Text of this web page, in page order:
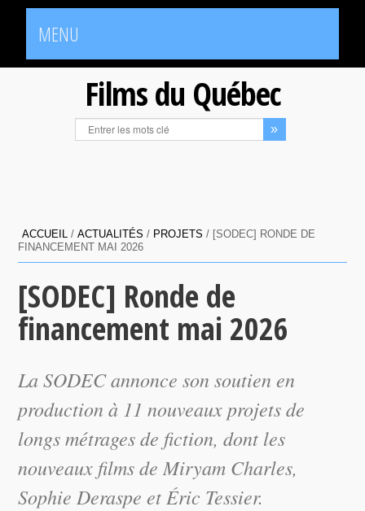
MENU
Films du Québec
ACCUEIL /ACTUALITÉS / PROJETS / [SODEC] RONDE DE
FINANCEMENT MAI 2026
[SODEC] Ronde de
financement mai 2026
La SODEC annonce son soutien en
production à 11 nouveaux projets de
longs métrages de fiction, dont les
nouveaux films de Miryam Charles,
Sophie Deraspe et Éric Tessier.